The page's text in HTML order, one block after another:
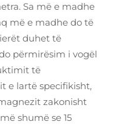
Sa më e madhe
më e madhe do të
duhet të
përmirësim i vogël
të
e lartë specifikisht,
zakonisht
shumë se 15